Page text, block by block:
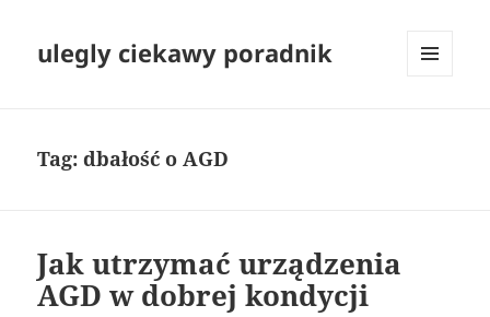
ulegly ciekawy poradnik
Tag:dbałość o AGD
Jak utrzymać urządzenia
AGD w dobrej kondycji